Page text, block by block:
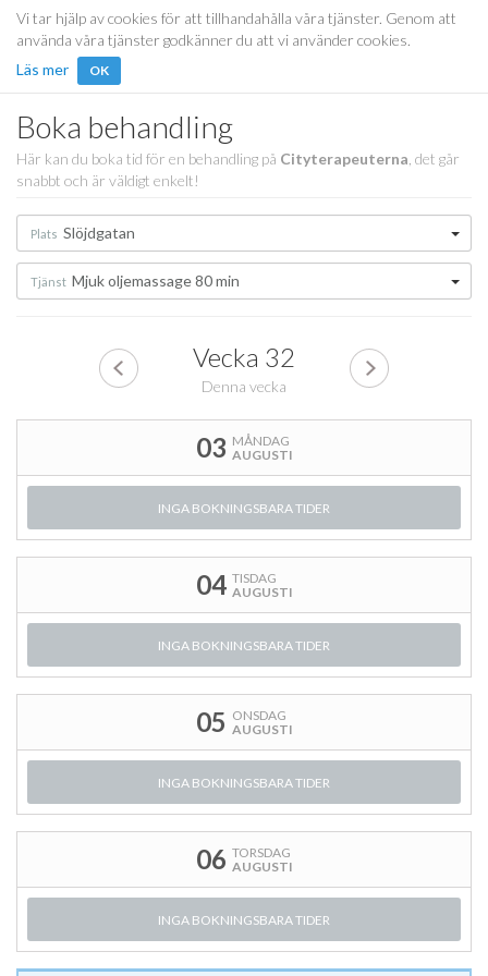
Vi tar hjälp av cookies för att tillhandahålla våra tjänster. Genom att
använda våra tjänster godkänner du att vi använder cookies.
Läs mer
OK
Boka behandling
Här kan du boka tid för en behandling på Cityterapeuterna , det går
snabbt och är väldigt enkelt!
Plats Slöjdgatan
Tjänst Mjuk oljemassage 80 min
Vecka 32
Denna vecka
03 MÅNDAG
AUGUSTI
INGA BOKNINGSBARA TIDER
04 TISDAG
AUGUSTI
INGA BOKNINGSBARA TIDER
05 ONSDAG
AUGUSTI
INGA BOKNINGSBARA TIDER
06 TORSDAG
AUGUSTI
INGA BOKNINGSBARA TIDER